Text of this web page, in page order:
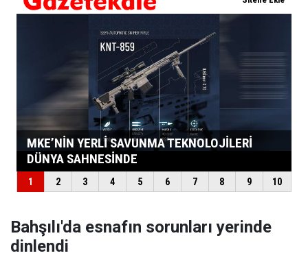
Bahşılı'da esnafın sorunları yerinde
dinlendi